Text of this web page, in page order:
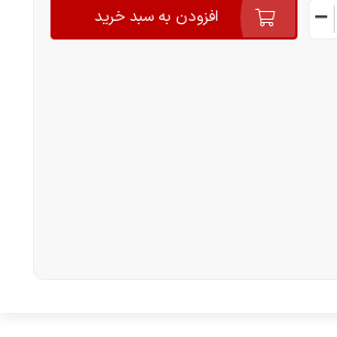
افزودن به سبد خرید